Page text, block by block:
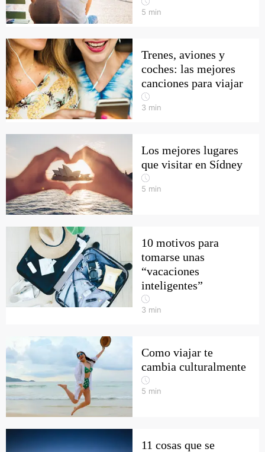
5 min
Trenes, aviones y
coches: las mejores
canciones para viajar
3 min
Los mejores lugares
que visitar en Sídney
5 min
10 motivos para
tomarse unas
“vacaciones
inteligentes”
3 min
Como viajar te
cambia culturalmente
5 min
11 cosas que se